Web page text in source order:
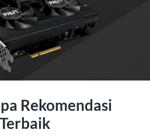
Rekomendasi